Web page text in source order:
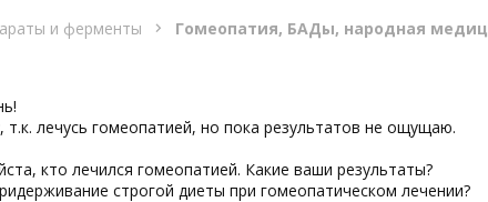
и ферменты
т.к. лечусь гомеопатией, но пока результатов не ощущаю.
кто лечился гомеопатией. Какие ваши результаты?
строгой диеты при гомеопатическом лечении?